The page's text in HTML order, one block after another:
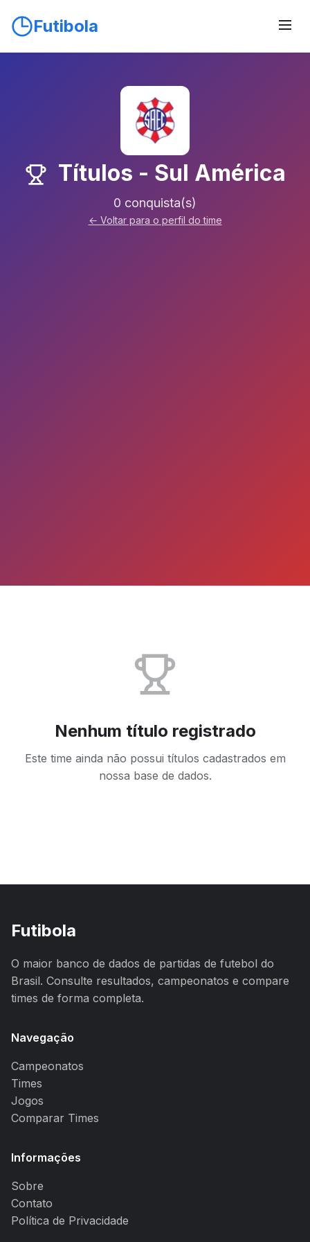
Futibola
Títulos - Sul América
0 conquista(s)
← Voltar para o perfil do time
Nenhum título registrado
Este time ainda não possui títulos cadastrados em
nossa base de dados.
Futibola
O maior banco de dados de partidas de futebol do
Brasil. Consulte resultados, campeonatos e compare
times de forma completa.
Navegação
Campeonatos
Times
Jogos
Comparar Times
Informações
Sobre
Contato
Política de Privacidade